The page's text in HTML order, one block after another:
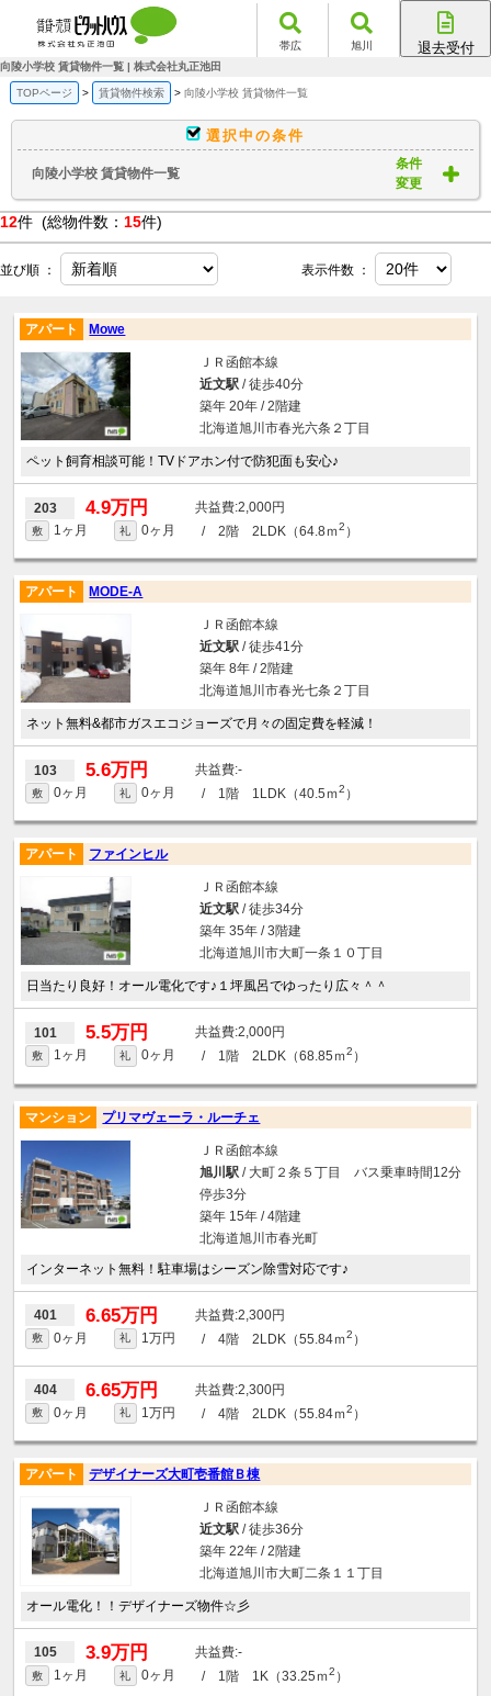
帯広 旭川 退去受付
向陵小学校 賃貸物件一覧 | 株式会社丸正池田
TOPページ 賃貸物件検索 向陵小学校 賃貸物件一覧
選択中の条件
向陵小学校 賃貸物件一覧
条件
変更
12件 (総物件数： 15件)
並び順 ： 表示件数 ：
アパート Mowe
ＪＲ函館本線
近文駅/ 徒歩40分
築年 20年 / 2階建
北海道旭川市春光六条２丁目
ペット飼育相談可能！TVドアホン付で防犯面も安心♪
203 4.9万円 2,000円
敷 1ヶ月 礼 0ヶ月 / 2階 2LDK（64.8ｍ2 ）
アパート MODE-A
ＪＲ函館本線
近文駅/ 徒歩41分
築年 8年 / 2階建
北海道旭川市春光七条２丁目
ネット無料&都市ガスエコジョーズで月々の固定費を軽減！
103 5.6万円 -
敷 0ヶ月 礼 0ヶ月 / 1階 1LDK（40.5ｍ2 ）
アパート ファインヒル
ＪＲ函館本線
近文駅/ 徒歩34分
築年 35年 / 3階建
北海道旭川市大町一条１０丁目
日当たり良好！オール電化です♪１坪風呂でゆったり広々＾＾
101 5.5万円 2,000円
敷 1ヶ月 礼 0ヶ月 / 1階 2LDK（68.85ｍ2 ）
マンション プリマヴェーラ・ルーチェ
ＪＲ函館本線
旭川駅/ 大町２条５丁目 バス乗車時間12分
停歩3分
築年 15年 / 4階建
北海道旭川市春光町
インターネット無料！駐車場はシーズン除雪対応です♪
401 6.65万円 2,300円
敷 0ヶ月 礼 1万円 / 4階 2LDK（55.84ｍ2 ）
404 6.65万円 2,300円
敷 0ヶ月 礼 1万円 / 4階 2LDK（55.84ｍ2 ）
アパート デザイナーズ大町壱番館Ｂ棟
ＪＲ函館本線
近文駅/ 徒歩36分
築年 22年 / 2階建
北海道旭川市大町二条１１丁目
オール電化！！デザイナーズ物件☆彡
105 3.9万円 -
敷 1ヶ月 礼 0ヶ月 / 1階 1K（33.25ｍ2 ）